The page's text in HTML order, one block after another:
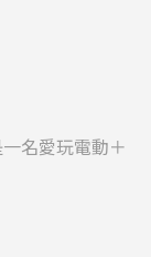
名愛玩電動＋